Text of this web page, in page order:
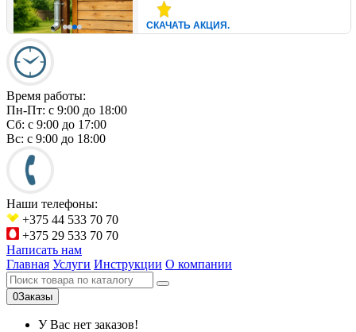
СКАЧАТЬ АКЦИЯ.
Время работы:
Пн-Пт: c 9:00 до 18:00
Сб: c 9:00 до 17:00
Вс: c 9:00 до 18:00
Наши телефоны:
+375 44 533 70 70
+375 29 533 70 70
Написать нам
Главная Услуги Инструкции О компании
0Заказы
У Вас нет заказов!